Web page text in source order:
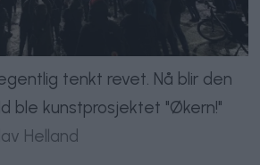
tenkt revet. Nå blir den
ble kunstprosjektet "Økern!"
Helland